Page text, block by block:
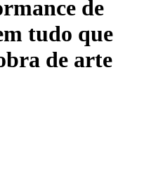
de
tudo que
de arte